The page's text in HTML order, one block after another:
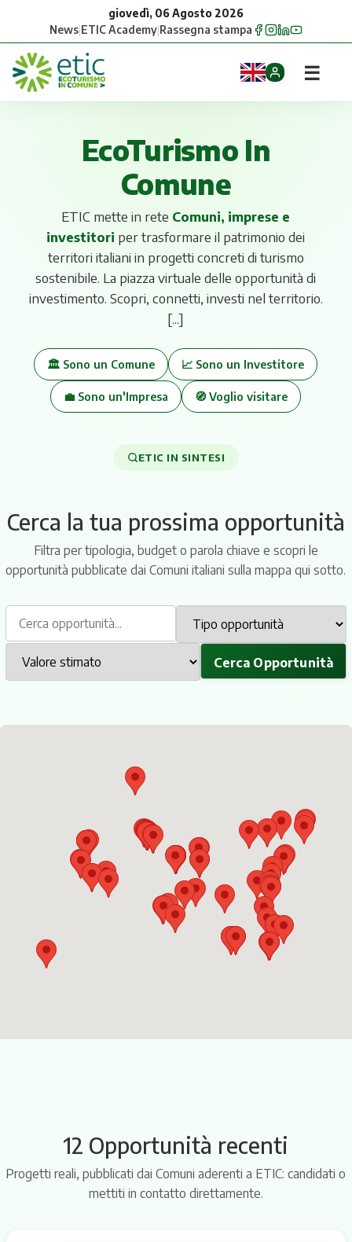
giovedì, 06 Agosto 2026
News|ETIC Academy|Rassegna stampa
Opportunità
Aziende
Gruppi
Itinerari
☰
EcoTurismo In
Comune
ETIC mette in rete Comuni, imprese e
investitori per trasformare il patrimonio dei
territori italiani in progetti concreti di turismo
sostenibile. La piazza virtuale delle opportunità di
investimento. Scopri, connetti, investi nel territorio.
[...]
🏛️ Sono un Comune 📈 Sono un Investitore
💼 Sono un'Impresa 🧭 Voglio visitare
Chi sei? Scegli il tuo percorso
profilo per arrivare subito ai contenuti e agli strumenti pensati
per te.
Sono un Comune
Registra il tuo territorio, pubblica opportunità di
Sono un Investitore
Scopri opportunità di investimento reali nei territori
italiani: immobili, concessioni, bandi e progetti di sviluppo
turistico sostenibile.
Esplora le opportunità
Fatti conoscere da Comuni e viaggiatori, entra nella rete
delle imprese del territorio e accedi a bandi, eventi e
partnership.
ETIC IN SINTESI
Comuni Partner Opportunità Inserite
Investimenti Totali Manifestazioni d'interesse
Cerca la tua prossima opportunità
Filtra per tipologia, budget o parola chiave e scopri le
opportunità pubblicate dai Comuni italiani sulla mappa qui sotto.
Cerca Opportunità
12 Opportunità recenti
Progetti reali, pubblicati dai Comuni aderenti a ETIC: candidati o
mettiti in contatto direttamente.